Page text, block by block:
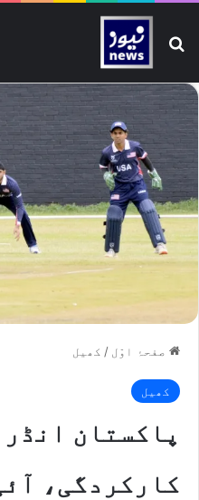
تلاش کیجیے
صفحۂ اوّل / کھیل
کھیل
کارکردگی،